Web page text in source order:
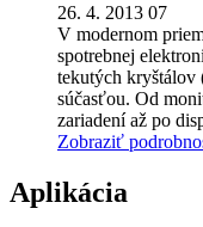
26. 4. 2013 07
V modernom
spotrebnej
tekutých
súčasťou. Od
zariadení až po
Zobraziť
Aplikácia